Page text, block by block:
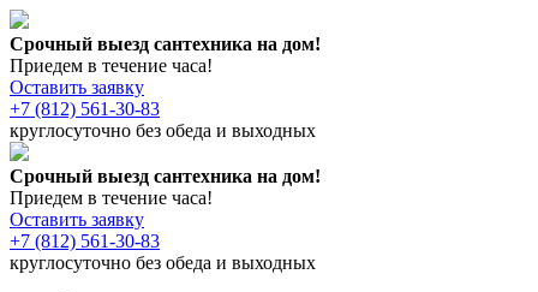
Срочный выезд сантехника на дом!
Приедем в течение часа!
Оставить заявку
+7 (812) 561-30-83
круглосуточно без обеда и выходных
Срочный выезд сантехника на дом!
Приедем в течение часа!
Оставить заявку
+7 (812) 561-30-83
круглосуточно без обеда и выходных